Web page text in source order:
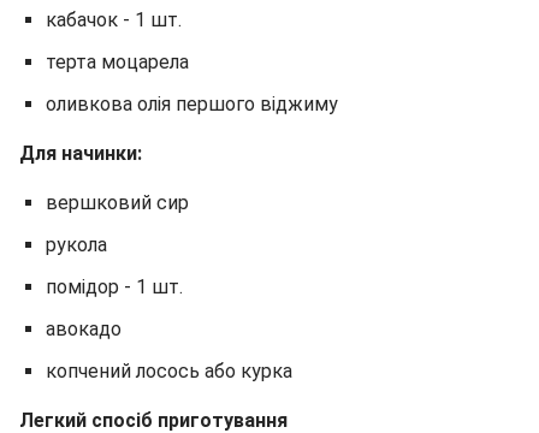
кабачок - 1 шт.
терта моцарела
оливкова олія першого віджиму
Для начинки:
вершковий сир
рукола
помідор - 1 шт.
авокадо
копчений лосось або курка
Легкий спосіб приготування